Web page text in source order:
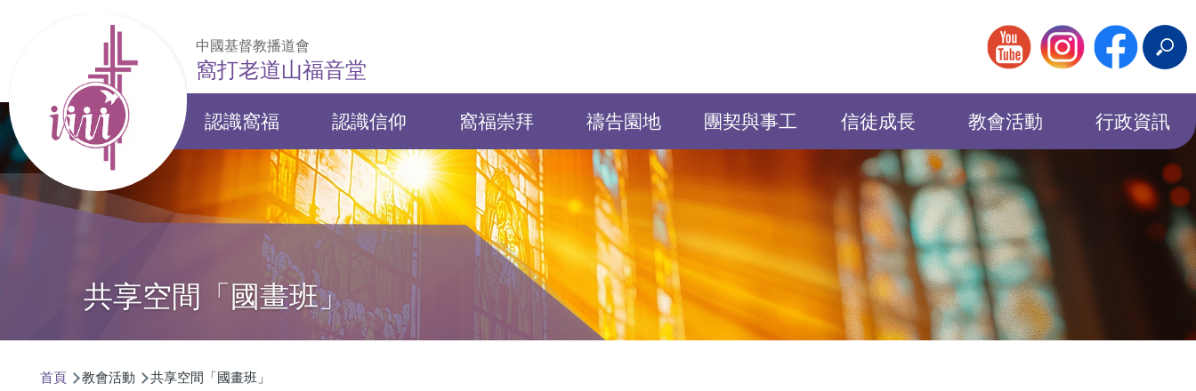
中國基督教播道會
窩打老道山福音堂
搜
尋
Main
navigation
認識窩福 認識信仰 窩福崇拜 禱告園地 團契與事工 信徒成長 教會活動 行政資訊
共享空間「國畫班」
導
首頁 教會活動 共享空間「國畫班」